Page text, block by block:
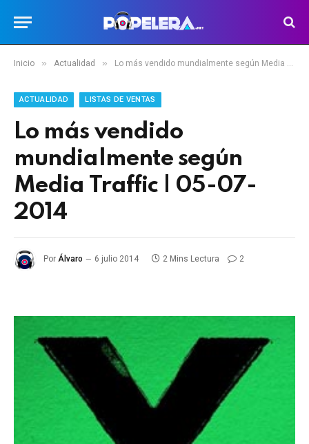
Inicio » Actualidad » Lo más vendido mundialmente según Media Traffic | 05-07-2014
ACTUALIDAD LISTAS DE VENTAS
Lo más vendido
mundialmente según
Media Traffic | 05-07-
2014
Por Álvaro 6 julio 2014 2 Mins Lectura 2